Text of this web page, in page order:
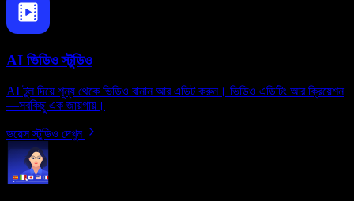
AI ভিডিও স্টুডিও
AI টুল দিয়ে শূন্য থেকে ভিডিও বানান আর এডিট করুন। ভিডিও এডিটিং আর ক্রিয়েশন
—সবকিছু এক জায়গায়।
ভয়েস স্টুডিও দেখুন